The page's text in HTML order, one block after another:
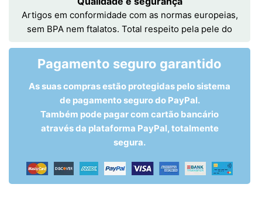
Artigos em conformidade com as normas europeias,
sem BPA nem ftalatos. Total respeito pela pele do
Pagamento seguro garantido
As suas compras estão protegidas pelo sistema
de pagamento seguro do PayPal.
Também pode pagar com cartão bancário
através da plataforma PayPal, totalmente
segura.